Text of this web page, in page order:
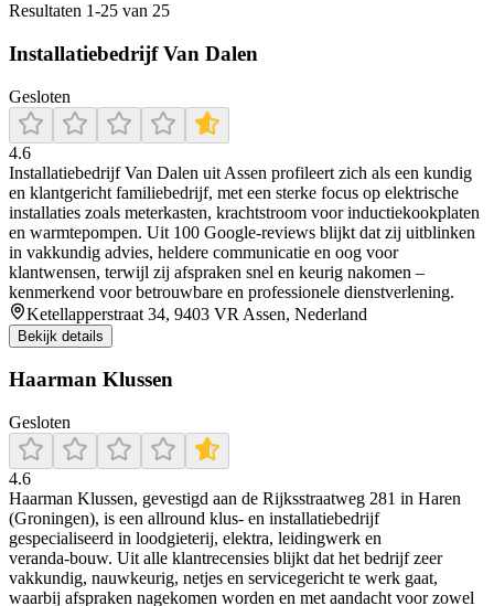
Resultaten 1-25 van 25
Installatiebedrijf Van Dalen
Gesloten
4.6
Installatiebedrijf Van Dalen uit Assen profileert zich als een kundig
en klantgericht familiebedrijf, met een sterke focus op elektrische
installaties zoals meterkasten, krachtstroom voor inductiekookplaten
en warmtepompen. Uit 100 Google‑reviews blijkt dat zij uitblinken
in vakkundig advies, heldere communicatie en oog voor
klantwensen, terwijl zij afspraken snel en keurig nakomen –
kenmerkend voor betrouwbare en professionele dienstverlening.
Ketellapperstraat 34, 9403 VR Assen, Nederland
Bekijk details
Haarman Klussen
Gesloten
4.6
Haarman Klussen, gevestigd aan de Rijksstraatweg 281 in Haren
(Groningen), is een allround klus- en installatiebedrijf
gespecialiseerd in loodgieterij, elektra, leidingwerk en
veranda‑bouw. Uit alle klantrecensies blijkt dat het bedrijf zeer
vakkundig, nauwkeurig, netjes en servicegericht te werk gaat,
waarbij afspraken nagekomen worden en met aandacht voor zowel